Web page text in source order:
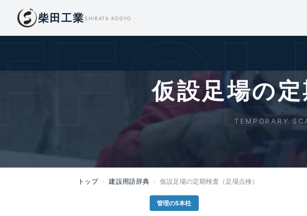
柴田工業SHIBATA KOGYO
仮設足場の
TEMPORARY
トップ › 建設用語辞典 › 仮設足場の定期検査（足場点検）
管理の5本柱